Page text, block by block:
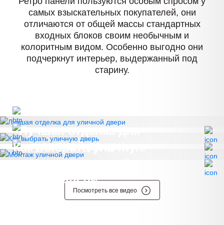
самых взыскательных покупателей, они
отличаются от общей массы стандартных
входных блоков своим необычным и
колоритным видом. Особенно выгодно они
подчеркнут интерьер, выдержанный под
старину.
Лучшая отделка для
уличной двери
Как выбрать уличную
дверь
двери
Посмотреть все видео